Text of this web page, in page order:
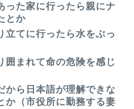
った家に行ったら親にナ
とか
立てに行ったら水をぶっ
囲まれて命の危険を感じ
から日本語が理解できな
か（市役所に勤務する妻